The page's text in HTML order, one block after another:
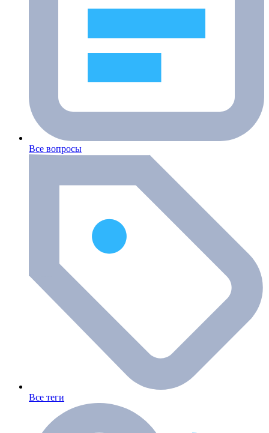
Все вопросы
Все теги